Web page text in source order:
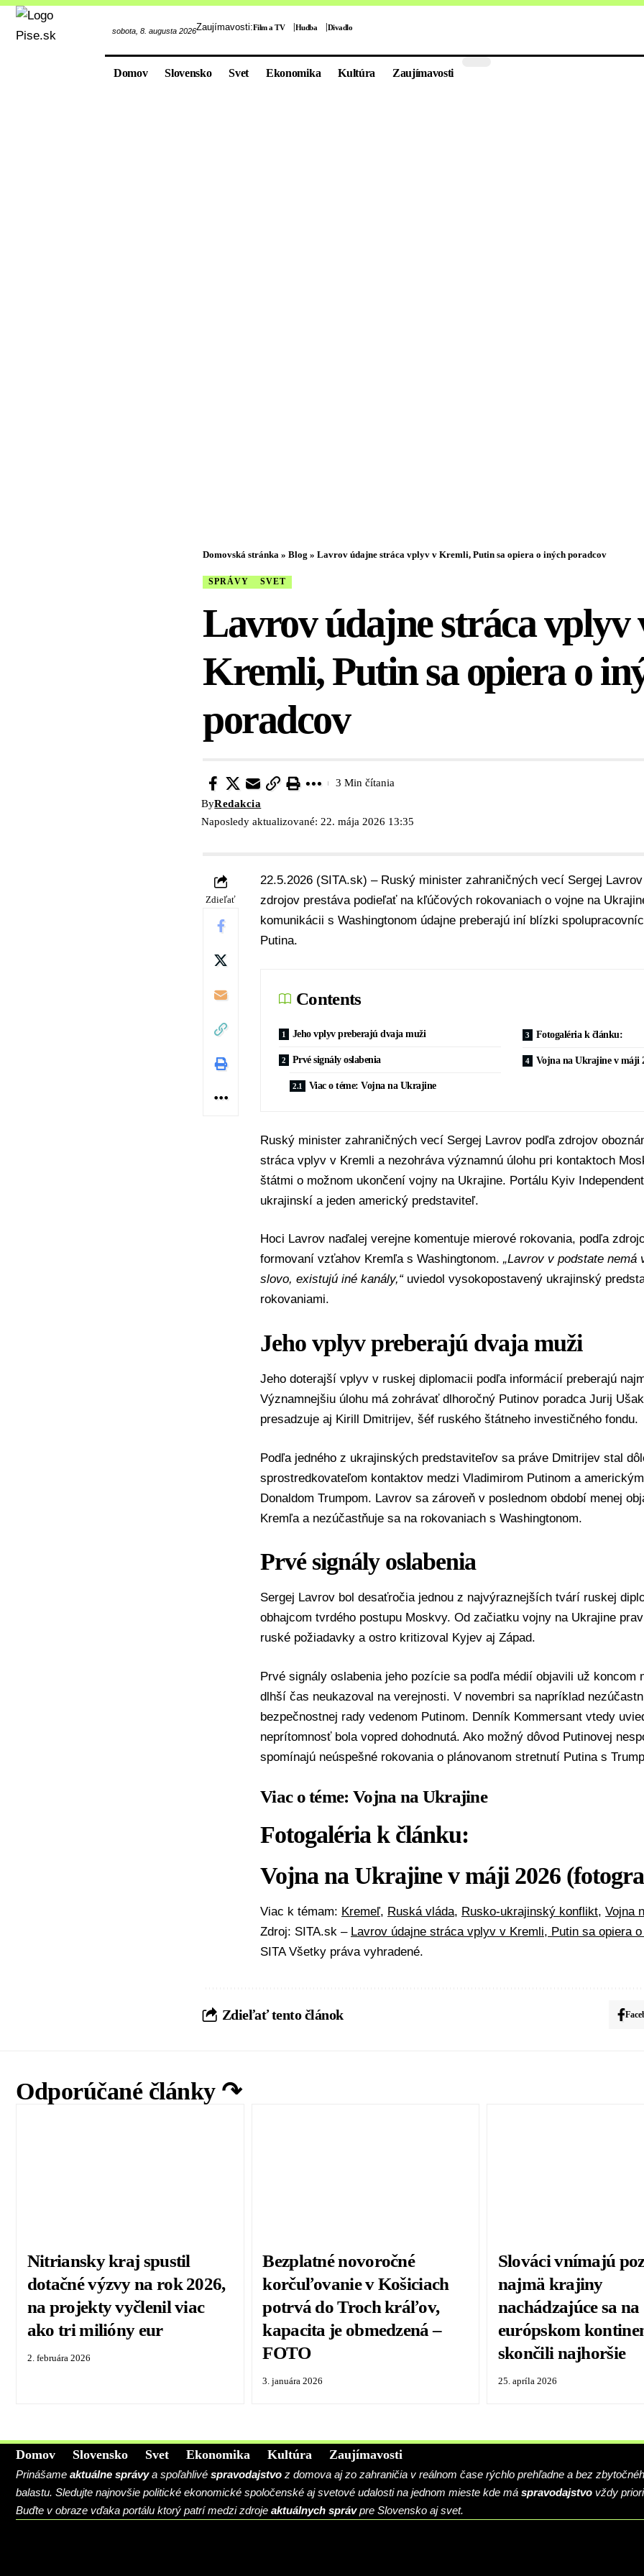
sobota, 8. augusta 2026Zaujímavosti:Film a TV Hudba Divadlo
Domov Slovensko Svet Ekonomika Kultúra Zaujímavosti
Domovská stránka » Blog » Lavrov údajne stráca vplyv v Kremli, Putin sa opiera o iných poradcov
SPRÁVY SVET
Lavrov údajne stráca vplyv
Kremli, Putin sa opiera o
poradcov
Naposledy aktualizované: 22. mája 2026 13:35
ByRedakcia
3 Min čítania
Zdieľať
22.5.2026 (SITA.sk) – Ruský minister zahraničných vecí Sergej
zdrojov prestáva podieľať na kľúčových rokovaniach o vojne na
komunikácii s Washingtonom údajne preberajú iní blízki
Putina.
Contents
Jeho vplyv preberajú dvaja muži
Prvé signály oslabenia
Viac o téme: Vojna na Ukrajine
Fotogaléria k článku:
Vojna na Ukrajine v máji
Ruský minister zahraničných vecí Sergej Lavrov podľa zdrojov
stráca vplyv v Kremli a nezohráva významnú úlohu pri kontaktoch
štátmi o možnom ukončení vojny na Ukrajine. Portálu Kyiv
ukrajinskí a jeden americký predstaviteľ.
Hoci Lavrov naďalej verejne komentuje mierové rokovania, podľa
formovaní vzťahov Kremľa s Washingtonom. „Lavrov v podstate nemá
slovo, existujú iné kanály,“uviedol vysokopostavený ukrajinský
rokovaniami.
Jeho vplyv preberajú dvaja muži
Jeho doterajší vplyv v ruskej diplomacii podľa informácií preberajú
Významnejšiu úlohu má zohrávať dlhoročný Putinov poradca Jurij
presadzuje aj Kirill Dmitrijev, šéf ruského štátneho investičného fondu.
Podľa jedného z ukrajinských predstaviteľov sa práve Dmitrijev stal
sprostredkovateľom kontaktov medzi Vladimirom Putinom a
Donaldom Trumpom. Lavrov sa zároveň v poslednom období menej
Kremľa a nezúčastňuje sa na rokovaniach s Washingtonom.
Prvé signály oslabenia
Sergej Lavrov bol desaťročia jednou z najvýraznejších tvárí ruskej
obhajcom tvrdého postupu Moskvy. Od začiatku vojny na Ukrajine
ruské požiadavky a ostro kritizoval Kyjev aj Západ.
Prvé signály oslabenia jeho pozície sa podľa médií objavili už koncom
dlhší čas neukazoval na verejnosti. V novembri sa napríklad
bezpečnostnej rady vedenom Putinom. Denník Kommersant vtedy
neprítomnosť bola vopred dohodnutá. Ako možný dôvod Putinovej
spomínajú neúspešné rokovania o plánovanom stretnutí Putina s
Viac o téme: Vojna na Ukrajine
Fotogaléria k článku:
Vojna na Ukrajine v máji 2026
Viac k témam: Kremeľ, Ruská vláda, Rusko-ukrajinský konflikt, Vojna
Zdroj: SITA.sk – Lavrov údajne stráca vplyv v Kremli, Putin sa opiera
SITA Všetky práva vyhradené.
Zdieľať tento článok
Odporúčané články ↷
Nitriansky kraj spustil
dotačné výzvy na rok 2026,
na projekty vyčlenil viac
ako tri milióny eur
2. februára 2026
Bezplatné novoročné
korčuľovanie v Košiciach
potrvá do Troch kráľov,
kapacita je obmedzená –
FOTO
3. januára 2026
Slováci vnímajú
najmä krajiny
nachádzajúce sa na
európskom
skončili najhoršie
25. apríla 2026
Domov Slovensko Svet Ekonomika Kultúra Zaujímavosti
Prinášame aktuálne správya spoľahlivé spravodajstvo z domova aj zo zahraničia v reálnom čase rýchlo prehľadne a bez
balastu. Sledujte najnovšie politické ekonomické spoločenské aj svetové udalosti na jednom mieste kde má spravodajstvo vždy
Buďte v obraze vďaka portálu ktorý patrí medzi zdroje aktuálnych správpre Slovensko aj svet.